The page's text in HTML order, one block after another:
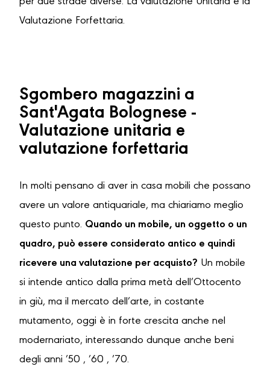
Valutazione Forfettaria.
Sgombero magazzini a
Sant'Agata Bolognese -
Valutazione unitaria e
valutazione forfettaria
In molti pensano di aver in casa mobili che possano
avere un valore antiquariale, ma chiariamo meglio
questo punto. Quando un mobile, un oggetto o un
quadro, può essere considerato antico e quindi
ricevere una valutazione per acquisto? Un mobile
si intende antico dalla prima metà dell’Ottocento
in giù, ma il mercato dell’arte, in costante
mutamento, oggi è in forte crescita anche nel
modernariato, interessando dunque anche beni
degli anni ’50 , ’60 , ’70.